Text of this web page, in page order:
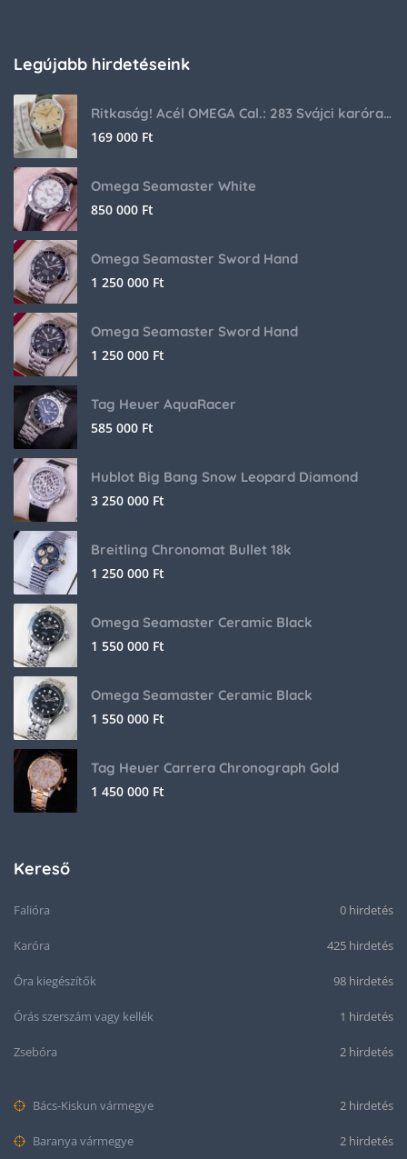
Legújabb hirdetéseink
Ritkaság! Acél OMEGA Cal.: 283 Svájci karóra 1953-ból!
169 000 Ft
Omega Seamaster White
850 000 Ft
Omega Seamaster Sword Hand
1 250 000 Ft
Omega Seamaster Sword Hand
1 250 000 Ft
Tag Heuer AquaRacer
585 000 Ft
Hublot Big Bang Snow Leopard Diamond
3 250 000 Ft
Breitling Chronomat Bullet 18k
1 250 000 Ft
Omega Seamaster Ceramic Black
1 550 000 Ft
Omega Seamaster Ceramic Black
1 550 000 Ft
Tag Heuer Carrera Chronograph Gold
1 450 000 Ft
Kereső
Falióra 0 hirdetés
Karóra 425 hirdetés
Óra kiegészítők 98 hirdetés
Órás szerszám vagy kellék 1 hirdetés
Zsebóra 2 hirdetés
Bács-Kiskun vármegye 2 hirdetés
Baranya vármegye 2 hirdetés